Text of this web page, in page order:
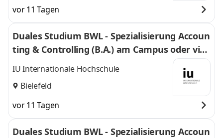
vor 11 Tagen
Duales Studium BWL - Spezialisierung Accoun
ting & Controlling (B.A.) am Campus oder virt
uell
IU Internationale Hochschule
Bielefeld
vor 11 Tagen
Duales Studium BWL - Spezialisierung Accoun